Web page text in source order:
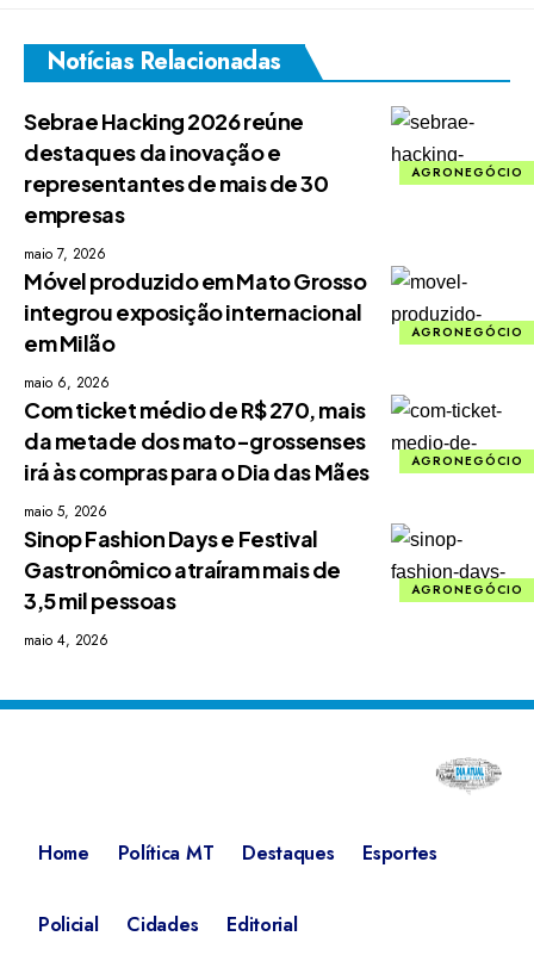
Notícias Relacionadas
AGRONEGÓCIO
Sebrae Hacking 2026 reúne
destaques da inovação e
representantes de mais de 30
empresas
maio 7, 2026
AGRONEGÓCIO
Móvel produzido em Mato Grosso
integrou exposição internacional
em Milão
maio 6, 2026
AGRONEGÓCIO
Com ticket médio de R$ 270, mais
da metade dos mato-grossenses
irá às compras para o Dia das Mães
maio 5, 2026
AGRONEGÓCIO
Sinop Fashion Days e Festival
Gastronômico atraíram mais de
3,5 mil pessoas
maio 4, 2026
Home Política MT Destaques Esportes
Policial Cidades Editorial